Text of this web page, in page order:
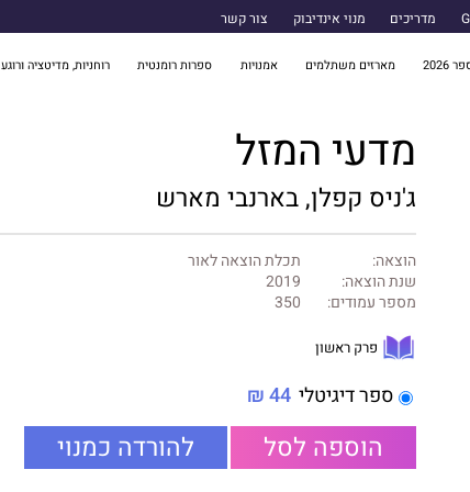
מדריכים מנוי אינדיבוק צור קשר
מארזים משתלמים אמנויות ספרות רומנטית רוחניות, מדיטציה ורוגע
מדעי המזל
ג'ניס קפלן, בארנבי מארש
הוצאה:
תכלת הוצאה לאור
שנת הוצאה:
2019
מספר עמודים:
350
פרק ראשון
ספר דיגיטלי 44 ₪
הוספה לסל להורדה כמנוי